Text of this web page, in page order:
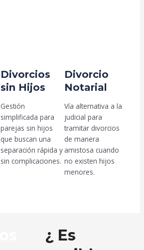
Divorcios
sin Hijos
Gestión
simplificada para
parejas sin hijos
que buscan una
separación rápida y
sin complicaciones.
Divorcio
Notarial
Vía alternativa a la
judicial para
tramitar divorcios
de manera
amistosa cuando
no existen hijos
menores.
¿ Es